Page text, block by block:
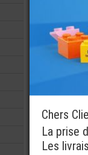
Chers
La prise
Les